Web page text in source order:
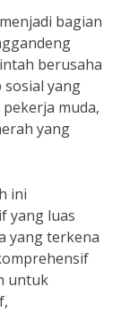
bagian
berusaha
yang
muda,
yang
ini
yang luas
yang terkena
untuk